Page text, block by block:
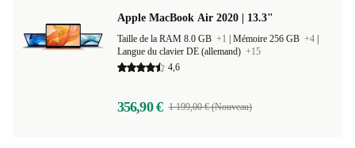
Apple MacBook Air 2020 | 13.3"
Taille de la RAM 8.0 GB +1 Mémoire 256 GB +4
Langue du clavier DE (allemand) +15
4,6
356,90 € 1 199,00 € (Nouveau)